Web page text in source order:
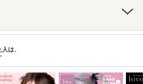
は、